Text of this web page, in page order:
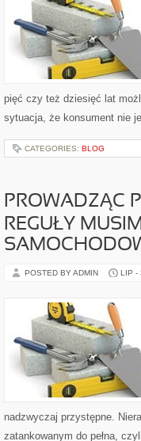
pięć czy też dziesięć lat
sytuacja, że konsument nie
CATEGORIES: BLOG
PROWADZĄC
REGUŁY
POSTED BY ADMIN LIP -
nadzwyczaj przystępne.
zatankowanym do pełna,